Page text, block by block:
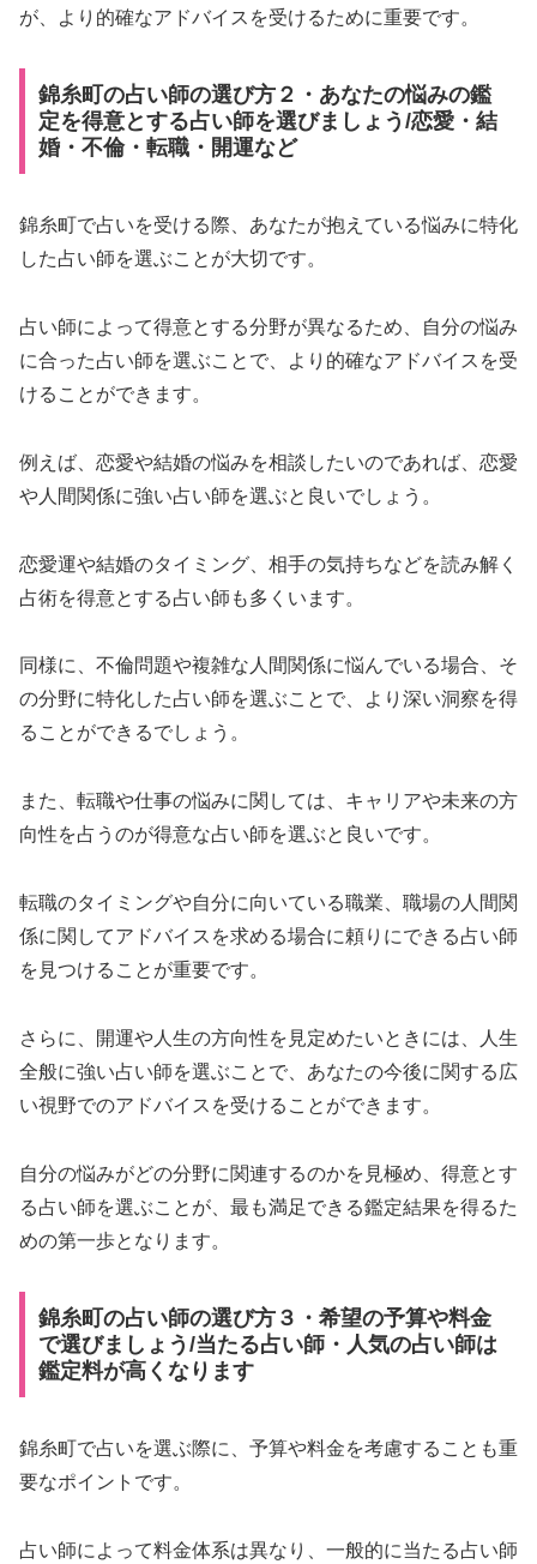
が、より的確なアドバイスを受けるために重要です。
錦糸町の占い師の選び方２・あなたの悩みの鑑
定を得意とする占い師を選びましょう/恋愛・結
婚・不倫・転職・開運など
錦糸町で占いを受ける際、あなたが抱えている悩みに特化
した占い師を選ぶことが大切です。
占い師によって得意とする分野が異なるため、自分の悩み
に合った占い師を選ぶことで、より的確なアドバイスを受
けることができます。
例えば、恋愛や結婚の悩みを相談したいのであれば、恋愛
や人間関係に強い占い師を選ぶと良いでしょう。
恋愛運や結婚のタイミング、相手の気持ちなどを読み解く
占術を得意とする占い師も多くいます。
同様に、不倫問題や複雑な人間関係に悩んでいる場合、そ
の分野に特化した占い師を選ぶことで、より深い洞察を得
ることができるでしょう。
また、転職や仕事の悩みに関しては、キャリアや未来の方
向性を占うのが得意な占い師を選ぶと良いです。
転職のタイミングや自分に向いている職業、職場の人間関
係に関してアドバイスを求める場合に頼りにできる占い師
を見つけることが重要です。
さらに、開運や人生の方向性を見定めたいときには、人生
全般に強い占い師を選ぶことで、あなたの今後に関する広
い視野でのアドバイスを受けることができます。
自分の悩みがどの分野に関連するのかを見極め、得意とす
る占い師を選ぶことが、最も満足できる鑑定結果を得るた
めの第一歩となります。
錦糸町の占い師の選び方３・希望の予算や料金
で選びましょう/当たる占い師・人気の占い師は
鑑定料が高くなります
錦糸町で占いを選ぶ際に、予算や料金を考慮することも重
要なポイントです。
占い師によって料金体系は異なり、一般的に当たる占い師